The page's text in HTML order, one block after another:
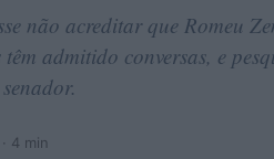
não acreditar que Romeu
admitido conversas, e
· 4 min